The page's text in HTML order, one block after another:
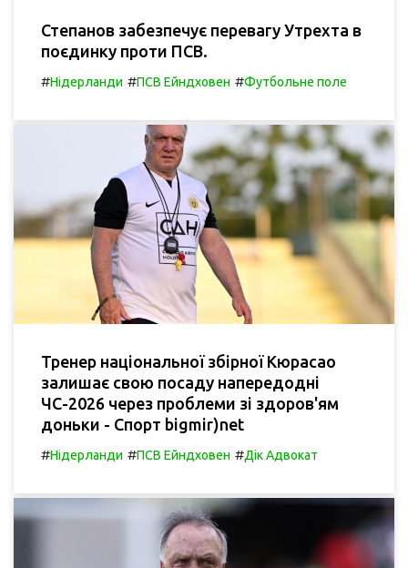
Степанов забезпечує перевагу Утрехта в
поєдинку проти ПСВ.
#Нідерланди #ПСВ Ейндховен #Футбольне поле
Тренер національної збірної Кюрасао
залишає свою посаду напередодні
ЧС-2026 через проблеми зі здоров'ям
доньки - Спорт bigmir)net
#Нідерланди #ПСВ Ейндховен #Дік Адвокат